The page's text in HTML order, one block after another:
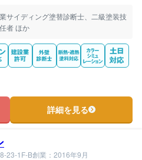
サイディング塗替診断士、二級塗装技
者 ほか
詳細を見る
23-1F-B創業：2016年9月